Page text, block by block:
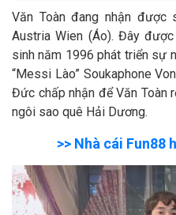
Văn Toàn đang nhận
Austria Wien (Áo). Đây
sinh năm 1996 phát triển sự
“Messi Lào” Soukaphone
Đức chấp nhận để Văn Toàn
ngôi sao quê Hải Dương.
>> Nhà cái Fun88